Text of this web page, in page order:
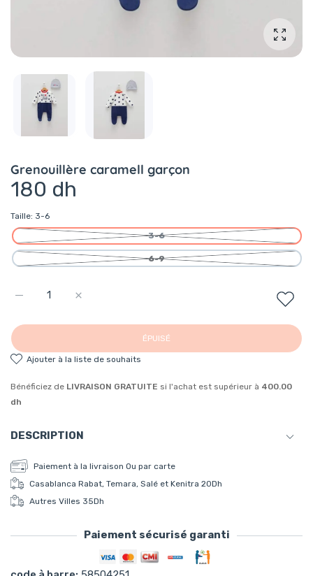
Grenouillère caramell garçon
180 dh
Taille: 3-6
3-6
6-9
Augmenter la quantité de Grenouillère caramell
Augmenter la quantité de Grenouillère caramell garçon 3-6
ÉPUISÉ
ajouter à la liste de souhaits
Bénéficiez de LIVRAISON GRATUITE si l'achat est supérieur à 400.00
dh
DESCRIPTION
Grenouillère caramell garçon
The Grenouillère caramell garçon is a stylish and
materials, this onesie is perfect for keeping your little one
cozy and warm. The caramell color adds a touch of
sweetness to the design, making it perfect for any
Paiement à la livraison Ou par carte
Casablanca Rabat, Temara, Salé et Kenitra 20Dh
Autres Villes 35Dh
Paiement sécurisé garanti
Moyens de paiement